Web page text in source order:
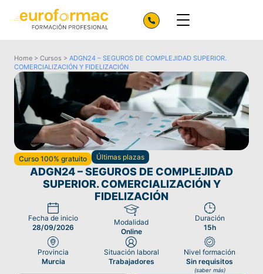
Home > Cursos > ADGN24 – SEGUROS DE COMPLEJIDAD SUPERIOR.
COMERCIALIZACIÓN Y FIDELIZACIÓN
Curso 100% gratuito Últimas plazas
ADGN24 – SEGUROS DE COMPLEJIDAD
SUPERIOR. COMERCIALIZACIÓN Y
FIDELIZACIÓN
Fecha de inicio
28/09/2026
Modalidad
Online
Duración
15h
Provincia
Murcia
Situación laboral
Trabajadores
Nivel formación
Sin requisitos
(saber más)